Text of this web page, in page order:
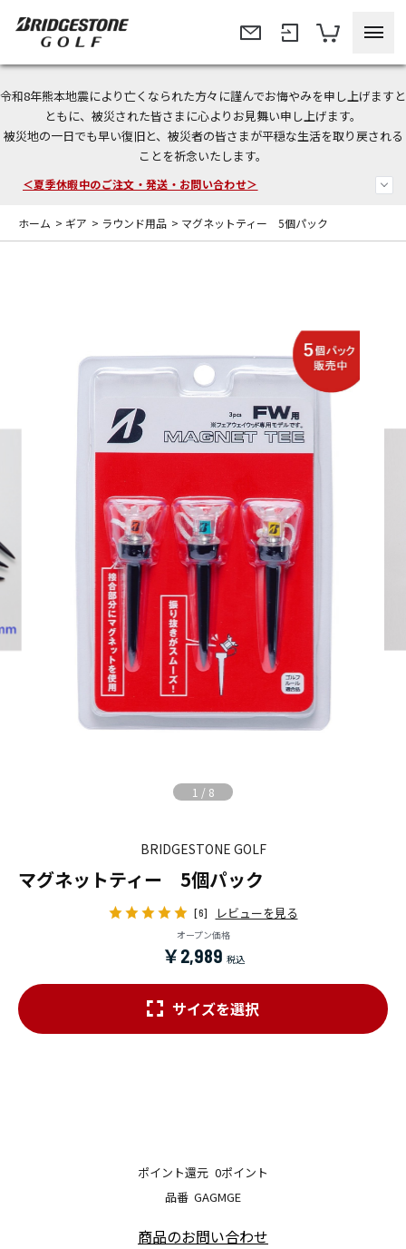
令和8年熊本地震により亡くなられた方々に謹んでお悔やみを申し上げますと
ともに、被災された皆さまに心よりお見舞い申し上げます。
被災地の一日でも早い復旧と、被災者の皆さまが平穏な生活を取り戻される
ことを祈念いたします。
今なら新規会員登録で1,000円OFFクーポンプレゼント！
＜商品配送に関するお知らせ＞
＜夏季休暇中のご注文・発送・お問い合わせ＞
ホーム > ギア > ラウンド用品 > マグネットティー 5個パック
1 / 8
BRIDGESTONE GOLF
マグネットティー 5個パック
[6] レビューを見る
オープン価格
￥2,989
品番 GAGMGE
ポイント還元 0ポイント
サイズを選択
商品のお問い合わせ